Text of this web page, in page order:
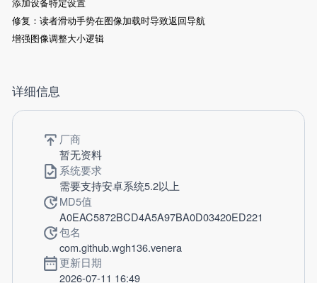
修复：读者滑动手势在图像加载时导致返回导航
增强图像调整大小逻辑
详细信息
厂商
暂无资料
系统要求
需要支持安卓系统5.2以上
MD5值
A0EAC5872BCD4A5A97BA0D03420ED221
包名
com.github.wgh136.venera
更新日期
2026-07-11 16:49